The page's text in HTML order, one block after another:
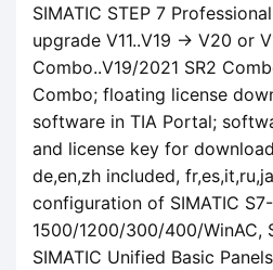
SIMATIC STEP 7
upgrade V11..V19 -> V20 or
Combo..V19/2021 SR2
Combo; floating license
software in TIA Portal;
and license key for
de,en,zh included,
configuration of SIMATIC S7-
1500/1200/300/400/WinAC,
SIMATIC Unified Basic